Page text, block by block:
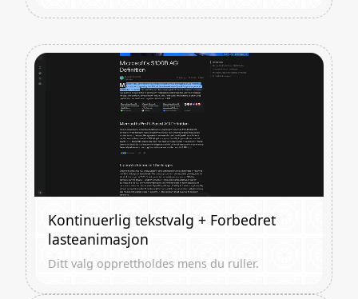
Kontinuerlig tekstvalg + Forbedret
lasteanimasjon
Ditt valg opprettholdes mens du ruller.